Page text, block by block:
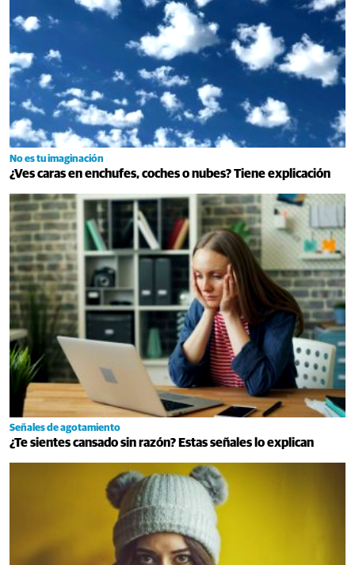
No es tu imaginación
¿Ves caras en enchufes, coches o nubes? Tiene explicación
Señales de agotamiento
¿Te sientes cansado sin razón? Estas señales lo explican